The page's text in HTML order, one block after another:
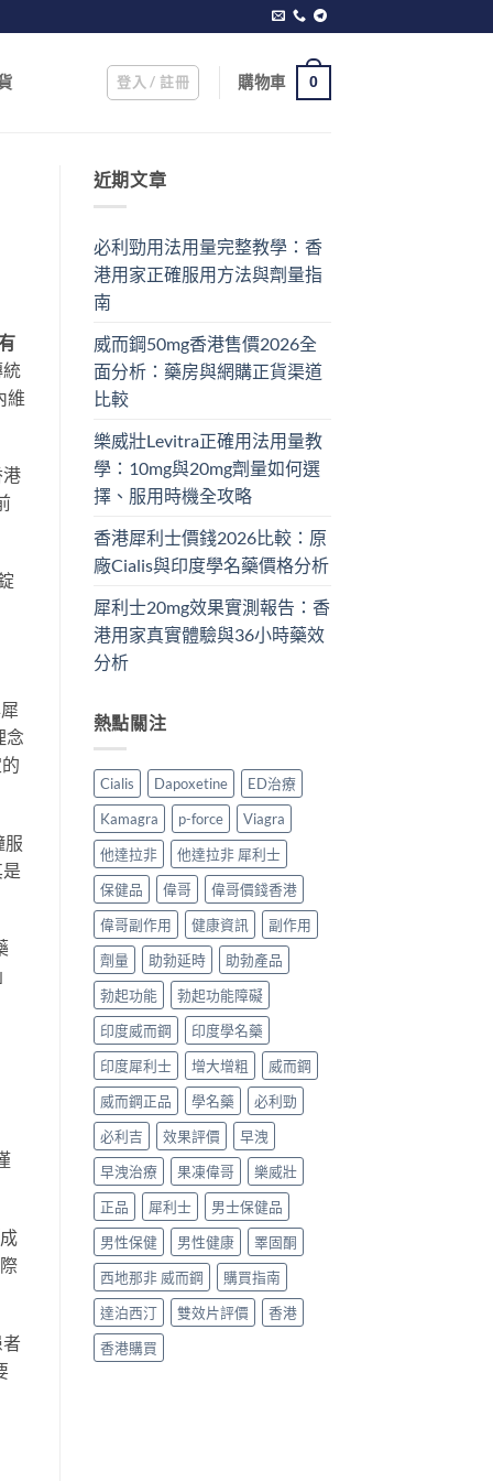
登入 / 註冊 購物車 0
維
念
服
者
近期文章
必利勁用法用量完整教學：香
港用家正確服用方法與劑量指
南
威而鋼50mg香港售價2026全
面分析：藥房與網購正貨渠道
比較
樂威壯Levitra正確用法用量教
學：10mg與20mg劑量如何選
擇、服用時機全攻略
香港犀利士價錢2026比較：原
廠Cialis與印度學名藥價格分析
犀利士20mg效果實測報告：香
港用家真實體驗與36小時藥效
分析
熱點關注
Cialis Dapoxetine
ED治療
Kamagra
p-force
Viagra
他達拉非
他達拉非 犀利士
保健品
偉哥
偉哥價錢香港
偉哥副作用
健康資訊
副作用
劑量
助勃延時
助勃產品
勃起功能
勃起功能障礙
印度威而鋼
印度學名藥
印度犀利士
增大增粗
威而鋼
威而鋼正品
學名藥
必利勁
必利吉
效果評價
早洩
早洩治療
果凍偉哥
樂威壯
正品
犀利士
男士保健品
男性保健
男性健康
睪固酮
西地那非 威而鋼
購買指南
達泊西汀
雙效片評價
香港
香港購買